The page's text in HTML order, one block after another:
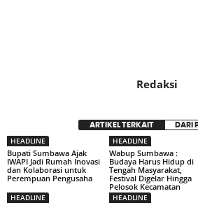
Redaksi
ARTIKEL TERKAIT DARI
HEADLINE
Bupati Sumbawa Ajak
IWAPI Jadi Rumah Inovasi
dan Kolaborasi untuk
Perempuan Pengusaha
HEADLINE
Wabup Sumbawa :
Budaya Harus Hidup di
Tengah Masyarakat,
Festival Digelar Hingga
Pelosok Kecamatan
HEADLINE HEADLINE